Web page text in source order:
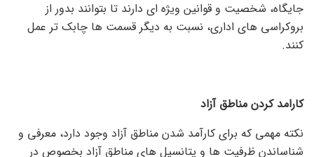
جایگاه، شخصیت و قوانین ویژه ای دارند تا بتوانند بدور از
بروکراسی های اداری، نسبت به دیگر قسمت ها چابک تر عمل
کنند.
کارامد کردن مناطق آزاد
نکته مهمی که برای کارآمد شدن مناطق آزاد وجود دارد، معرفی و
شناساندن ظرفیت ها و پتانسیل های مناطق آزاد بخصوص در